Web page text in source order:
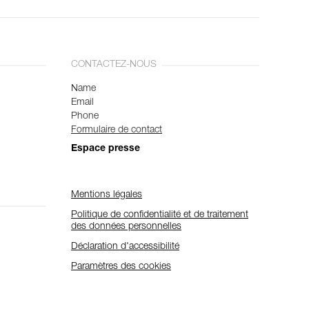
CONTACTEZ-NOUS
Name
Email
Phone
Formulaire de contact
Espace presse
Mentions légales
Politique de confidentialité et de traitement
des données personnelles
Déclaration d'accessibilité
Paramètres des cookies